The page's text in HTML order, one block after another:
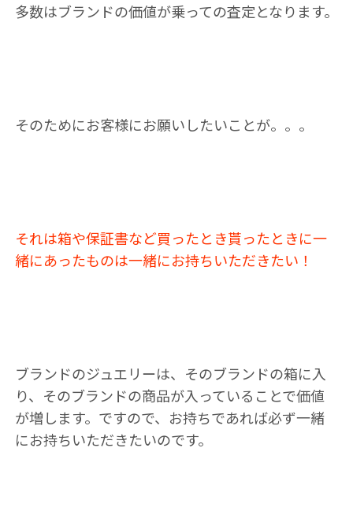
多数はブランドの価値が乗っての査定となります。
そのためにお客様にお願いしたいことが。。。
それは箱や保証書など買ったとき貰ったときに一
緒にあったものは一緒にお持ちいただきたい！
ブランドのジュエリーは、そのブランドの箱に入
り、そのブランドの商品が入っていることで価値
が増します。ですので、お持ちであれば必ず一緒
にお持ちいただきたいのです。